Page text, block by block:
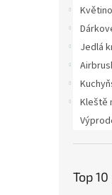
Jedlá
Kleště
Top